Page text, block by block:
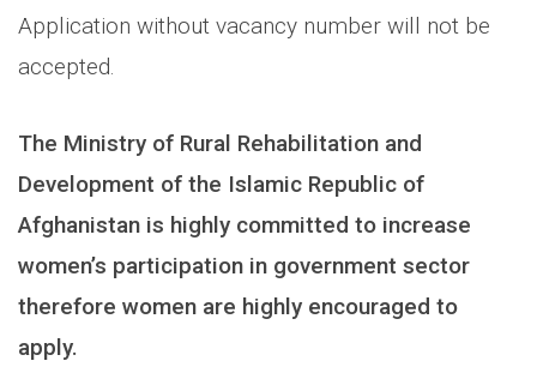
Application without vacancy number will not be
accepted.
The Ministry of Rural Rehabilitation and
Development of the Islamic Republic of
Afghanistan is highly committed to increase
women’s participation in government sector
therefore women are highly encouraged to
apply.